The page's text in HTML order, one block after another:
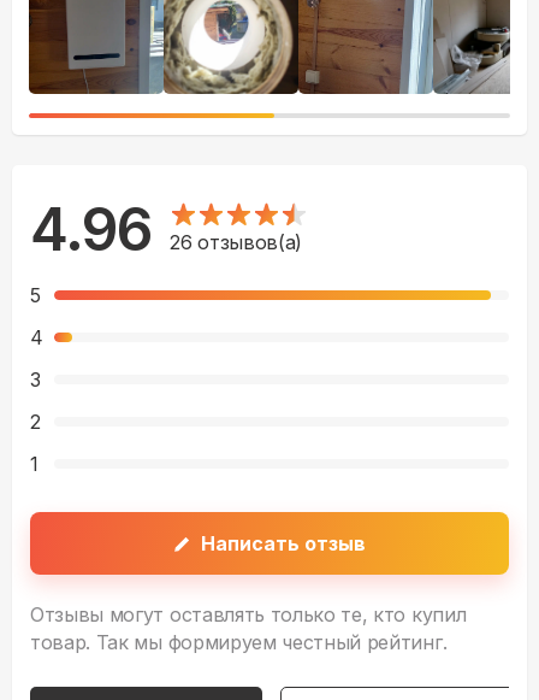
4.96 26 отзывов(а)
5
4
3
2
1
Написать отзыв
Отзывы могут оставлять только те, кто купил
товар. Так мы формируем честный рейтинг.